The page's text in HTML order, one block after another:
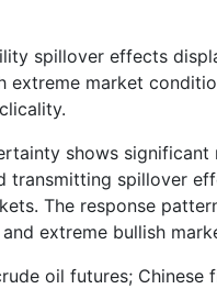
spillover effects
extreme market
shows
transmitting spillover
The response
extreme bullish
oil futures;